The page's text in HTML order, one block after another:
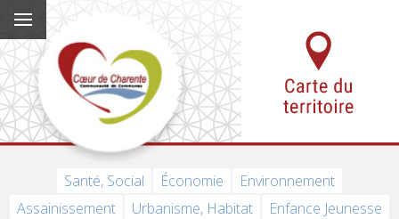
Santé, Social Économie
Environnement
Assainissement
Urbanisme, Habitat
Enfance Jeunesse